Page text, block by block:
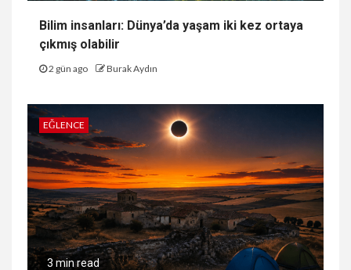
Bilim insanları: Dünya’da yaşam iki kez ortaya
çıkmış olabilir
2 gün ago Burak Aydın
EĞLENCE
3 min read